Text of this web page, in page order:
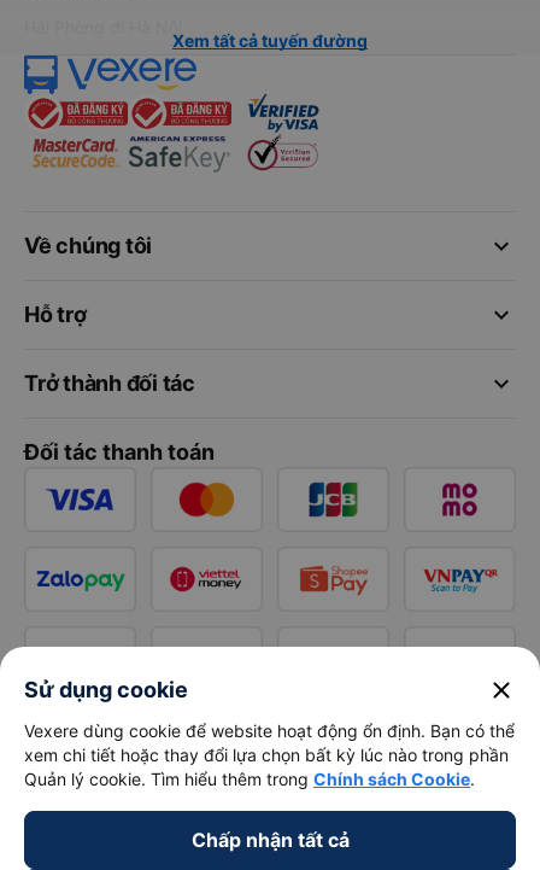
Xem tất cả tuyến đường
keyboard_arrow_down
Về chúng tôi
keyboard_arrow_down
Hỗ trợ
keyboard_arrow_down
Trở thành đối tác
Đối tác thanh toán
Sử dụng cookie close
Vexere dùng cookie để website hoạt động ổn định. Bạn có thể
xem chi tiết hoặc thay đổi lựa chọn bất kỳ lúc nào trong phần
Quản lý cookie. Tìm hiểu thêm trong Chính sách Cookie.
Chấp nhận tất cả